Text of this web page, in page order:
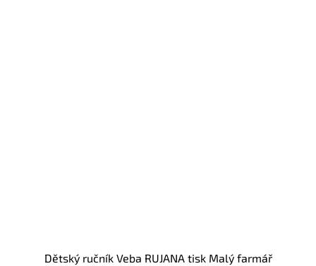
Dětský ručník Veba RUJANA tisk Malý farmář